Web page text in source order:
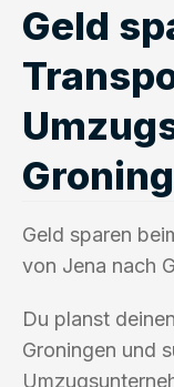
Geld
Geld sparen
von Jena nach
Du planst
Groningen und